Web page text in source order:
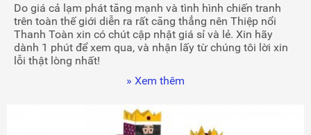
Do giá cả lạm phát tăng mạnh và tình hình chiến tranh
trên toàn thế giới diễn ra rất căng thẳng nên Thiệp nổi
Thanh Toàn xin có chút cập nhật giá sỉ và lẻ. Xin hãy
dành 1 phút để xem qua, và nhận lấy từ chúng tôi lời xin
lỗi thật lòng nhất!
» Xem thêm